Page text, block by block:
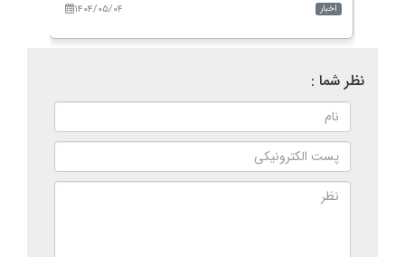
۱۴۰۴/۰۵/۰۴ اخبار
نظر شما :